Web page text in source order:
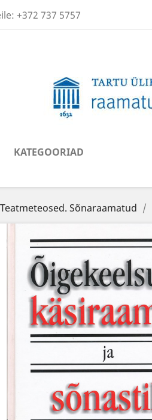
+372 737 5757
KATEGOORIAD
Teatmeteosed. Sõnaraamatud